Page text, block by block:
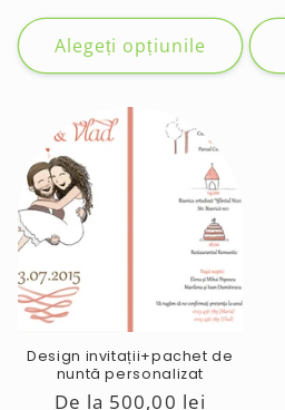
obișnuit
Alegeți opțiunile
Design invitații+pachet de
nuntă personalizat
Preț
De la 500,00 lei